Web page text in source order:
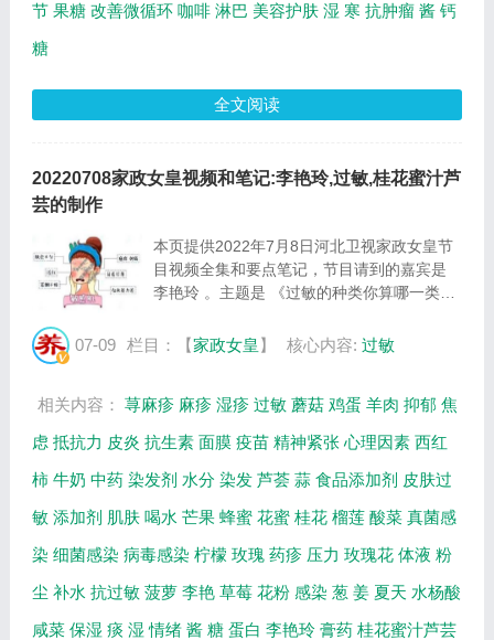
节 果糖 改善微循环 咖啡 淋巴 美容护肤 湿 寒 抗肿瘤 酱 钙
糖
全文阅读
20220708家政女皇视频和笔记:李艳玲,过敏,桂花蜜汁芦
芸的制作
本页提供2022年7月8日河北卫视家政女皇节
目视频全集和要点笔记，节目请到的嘉宾是
李艳玲 。主题是 《过敏的种类你算哪一类》
芸的制作方法等相关内容。百年养生网提供视
07-09 栏目：【家政女皇 】 核心内容: 过敏
相关内容： 荨麻疹 麻疹 湿疹 过敏 蘑菇 鸡蛋 羊肉 抑郁 焦
虑 抵抗力 皮炎 抗生素 面膜 疫苗 精神紧张 心理因素 西红
柿 牛奶 中药 染发剂 水分 染发 芦荟 蒜 食品添加剂 皮肤过
敏 添加剂 肌肤 喝水 芒果 蜂蜜 花蜜 桂花 榴莲 酸菜 真菌感
染 细菌感染 病毒感染 柠檬 玫瑰 药疹 压力 玫瑰花 体液 粉
尘 补水 抗过敏 菠萝 李艳 草莓 花粉 感染 葱 姜 夏天 水杨酸
咸菜 保湿 痰 湿 情绪 酱 糖 蛋白 李艳玲 膏药 桂花蜜汁芦芸